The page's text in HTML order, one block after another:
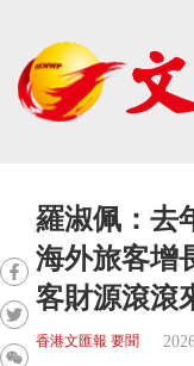
羅淑佩：去
海外旅客增
客財源滾滾
香港文匯報 要聞